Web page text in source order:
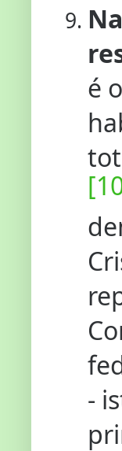
é
-